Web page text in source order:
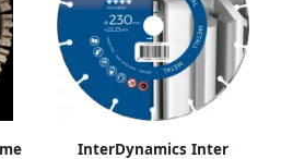
InterDynamics Inter